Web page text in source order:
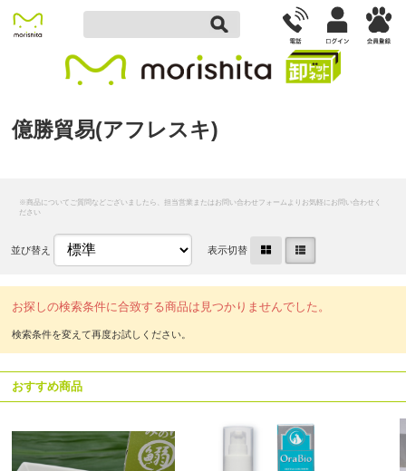
億勝貿易(アフレスキ)
並び替え 表示切替
お探しの検索条件に合致する商品は見つかりませんでした。
おすすめ商品